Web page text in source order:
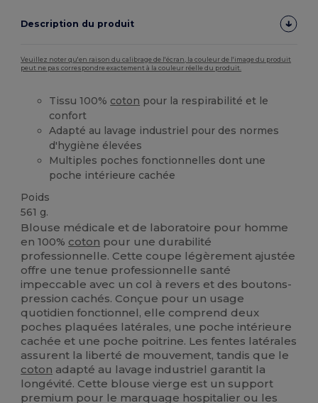
Description du produit
Veuillez noter qu'en raison du calibrage de l'écran, la couleur de l'image du produit
peut ne pas correspondre exactement à la couleur réelle du produit.
Tissu 100% coton pour la respirabilité et le
confort
Adapté au lavage industriel pour des normes
d'hygiène élevées
Multiples poches fonctionnelles dont une
poche intérieure cachée
Poids
561 g.
Blouse médicale et de laboratoire pour homme
en 100% coton pour une durabilité
professionnelle. Cette coupe légèrement ajustée
offre une tenue professionnelle santé
impeccable avec un col à revers et des boutons-
pression cachés. Conçue pour un usage
quotidien fonctionnel, elle comprend deux
poches plaquées latérales, une poche intérieure
cachée et une poche poitrine. Les fentes latérales
assurent la liberté de mouvement, tandis que le
coton adapté au lavage industriel garantit la
longévité. Cette blouse vierge est un support
premium pour le marquage hospitalier ou les